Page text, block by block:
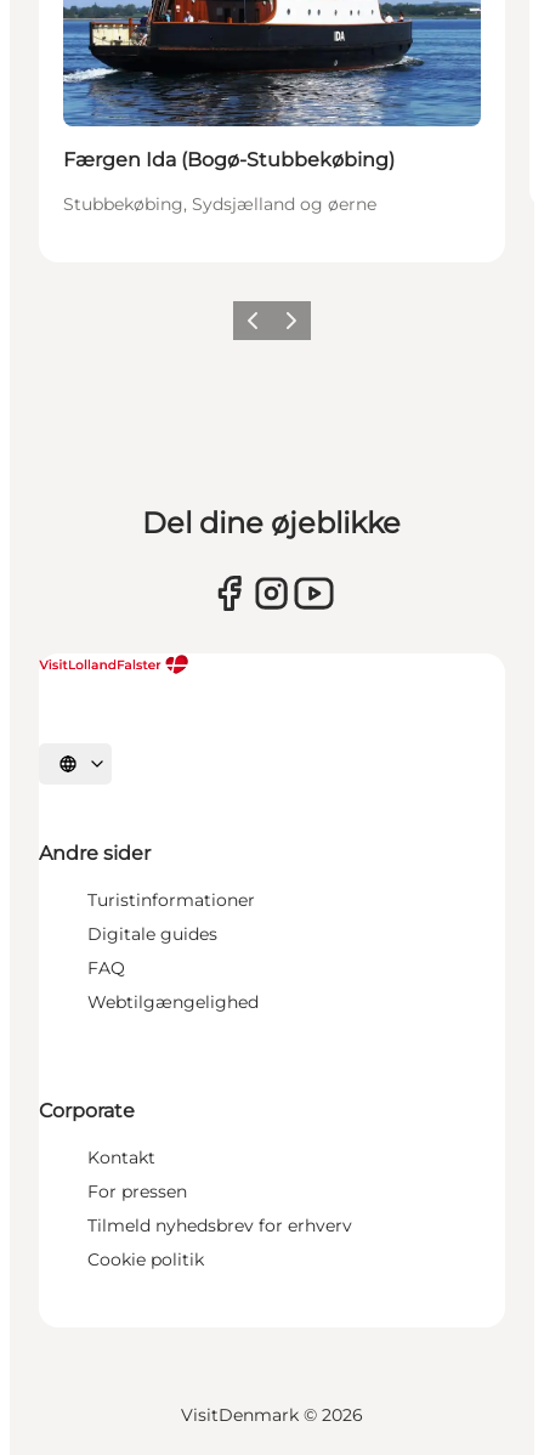
Færgen Ida (Bogø-Stubbekøbing)
Stubbekøbing, Sydsjælland og øerne
ForrigeNæste
Del dine øjeblikke
Vælg sprog
Andre sider
Turistinformationer
Digitale guides
FAQ
Webtilgængelighed
Corporate
Kontakt
For pressen
Tilmeld nyhedsbrev for erhverv
Cookie politik
VisitDenmark © 2026